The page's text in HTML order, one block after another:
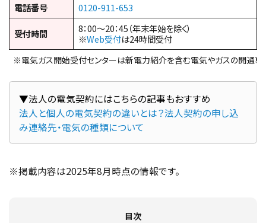
電話番号
0120-911-653
受付時間
8：00～20：45（年末年始を除く）
※Web受付は24時間受付
※電気ガス開始受付センターは新電力紹介を含む電気やガスの開通専
法人と個人の電気契約の違いとは？法人契約の申し込
み連絡先・電気の種類について
※掲載内容は2025年8月時点の情報です。
目次